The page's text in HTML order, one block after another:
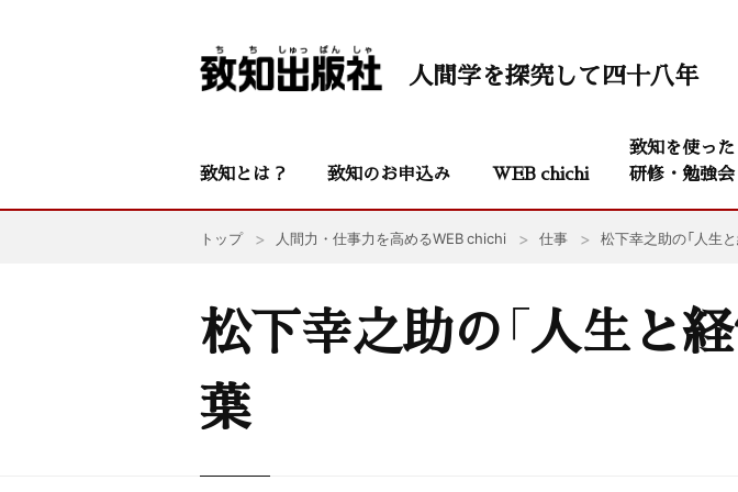
人間学を探究して四十八年
致知とは？ 致知のお申込み WEB chichi
致知を使った
研修・勉強会
トップ 人間力・仕事力を高めるWEB chichi 仕事 松下幸之助の「人生
松下幸之助の「人生と
葉